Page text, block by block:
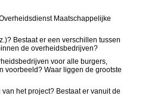
Maatschappelijke
Bestaat er een verschillen tussen
de overheidsbedrijven?
voor alle burgers,
voorbeeld? Waar liggen de grootste
het project? Bestaat er vanuit de